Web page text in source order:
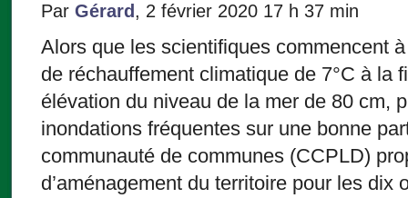
Par Gérard , 2 février 2020 17 h 37 min
Alors que les scientifiques commencent
de réchauffement climatique de 7°C à la
élévation du niveau de la mer de 80 cm,
inondations fréquentes sur une bonne
communauté de communes (CCPLD)
d’aménagement du territoire pour les dix